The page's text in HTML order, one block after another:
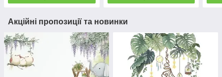
Акційні пропозиції та новинки